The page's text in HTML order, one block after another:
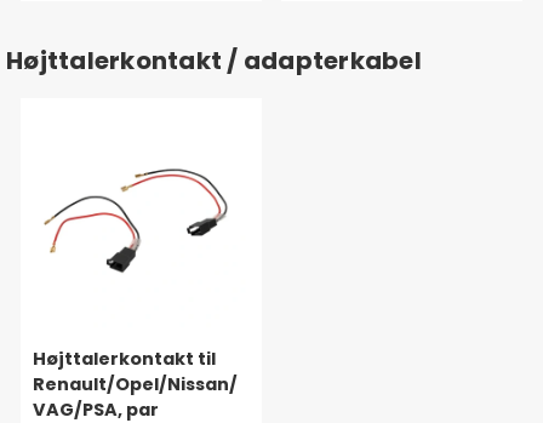
Højttalerkontakt / adapterkabel
Højttalerkontakt til
Renault/Opel/Nissan/
VAG/PSA, par